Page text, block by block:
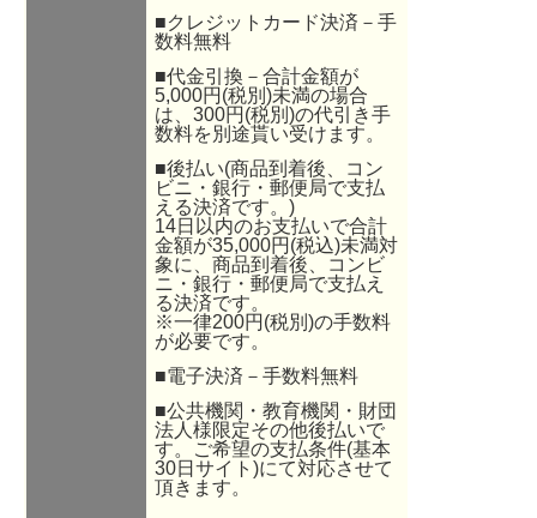
■クレジットカード決済－手
数料無料
■代金引換－合計金額が
5,000円(税別)未満の場合
は、300円(税別)の代引き手
数料を別途貰い受けます。
■後払い(商品到着後、コン
ビニ・銀行・郵便局で支払
える決済です。)
14日以内のお支払いで合計
金額が35,000円(税込)未満対
象に、商品到着後、コンビ
ニ・銀行・郵便局で支払え
る決済です。
※一律200円(税別)の手数料
が必要です。
■電子決済－手数料無料
■公共機関・教育機関・財団
法人様限定その他後払いで
す。ご希望の支払条件(基本
30日サイト)にて対応させて
頂きます。